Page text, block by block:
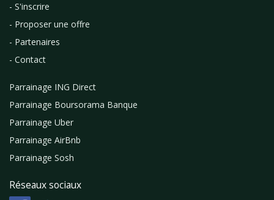
- S'inscrire
- Proposer une offre
- Partenaires
- Contact
Parrainage ING Direct
Parrainage Boursorama Banque
Parrainage Uber
Parrainage AirBnb
Parrainage Sosh
Réseaux sociaux